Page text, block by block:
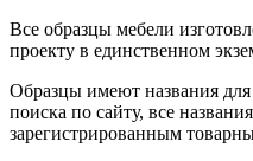
Все образцы мебели
проекту в единственном
Образцы имеют названия
поиска по сайту, все
зарегистрированным